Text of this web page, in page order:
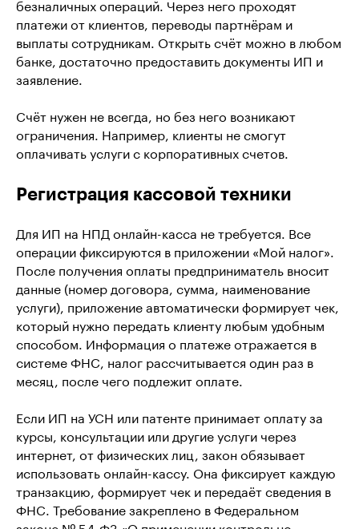
безналичных операций. Через него проходят
платежи от клиентов, переводы партнёрам и
выплаты сотрудникам. Открыть счёт можно в любом
банке, достаточно предоставить документы ИП и
заявление.
Счёт нужен не всегда, но без него возникают
ограничения. Например, клиенты не смогут
оплачивать услуги с корпоративных счетов.
Регистрация кассовой техники
Для ИП на НПД онлайн-касса не требуется. Все
операции фиксируются в приложении «Мой налог».
После получения оплаты предприниматель вносит
данные (номер договора, сумма, наименование
услуги), приложение автоматически формирует чек,
который нужно передать клиенту любым удобным
способом. Информация о платеже отражается в
системе ФНС, налог рассчитывается один раз в
месяц, после чего подлежит оплате.
Если ИП на УСН или патенте принимает оплату за
курсы, консультации или другие услуги через
интернет, от физических лиц, закон обязывает
использовать онлайн-кассу. Она фиксирует каждую
транзакцию, формирует чек и передаёт сведения в
ФНС. Требование закреплено в Федеральном